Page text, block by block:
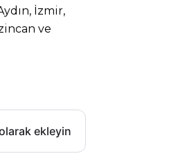
İzmir,
ve
ekleyin